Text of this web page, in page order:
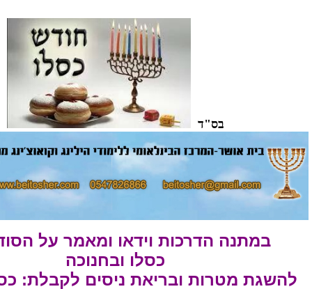
בס"ד
במתנה הדרכות וידאו ומאמר על
כסלו ובחנוכה
להשגת מטרות ובריאת ניסים לקבלת: